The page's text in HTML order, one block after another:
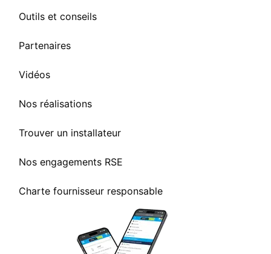
Outils et conseils
Partenaires
Vidéos
Nos réalisations
Trouver un installateur
Nos engagements RSE
Charte fournisseur responsable